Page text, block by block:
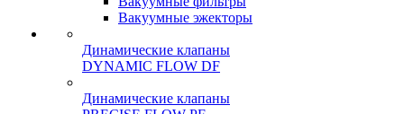
Вакуумные эжекторы
Динамические клапаны
DYNAMIC FLOW DF
Динамические клапаны